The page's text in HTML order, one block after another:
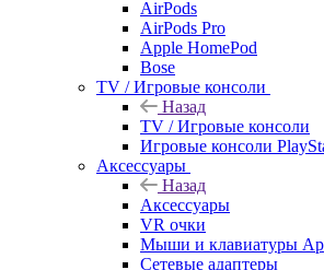
AirPods
AirPods Pro
Apple HomePod
Bose
TV / Игровые консоли
Назад
TV / Игровые консоли
Игровые консоли
Аксессуары
Назад
Аксессуары
VR очки
Мыши и клавиатуры
Сетевые адаптеры